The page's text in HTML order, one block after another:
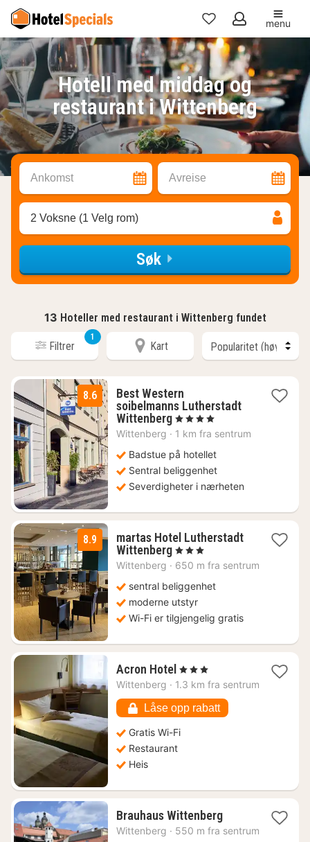
Mine
favoritter
menu
Hotell med middag og
restaurant i Wittenberg
Ankomst Avreise
2 Voksne (1 Velg rom)
Søk
13 Hoteller med restaurant i Wittenberg fundet
Filtrer
1
Kart
8.6
Best Western
soibelmanns Lutherstadt
Wittenberg1
natt
1254
kr.
, 4 Stjerner
Wittenberg · 1 km fra sentrum
Badstue på hotellet
Sentral beliggenhet
Severdigheter i nærheten
8.9
martas Hotel Lutherstadt
Wittenberg1
natt
1343
kr.
, 3 Stjerner
Wittenberg · 650 m fra sentrum
sentral beliggenhet
moderne utstyr
Wi-Fi er tilgjengelig gratis
Acron Hotel 1
natt
728
kr.
, 3 Stjerner
Wittenberg · 1.3 km fra sentrum
Låse opp rabatt
Gratis Wi-Fi
Restaurant
Heis
Brauhaus Wittenberg1
natt
Wittenberg · 550 m fra sentrum